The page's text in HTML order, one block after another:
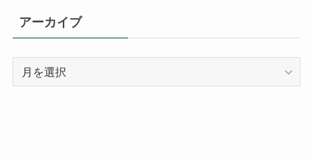
アーカイブ